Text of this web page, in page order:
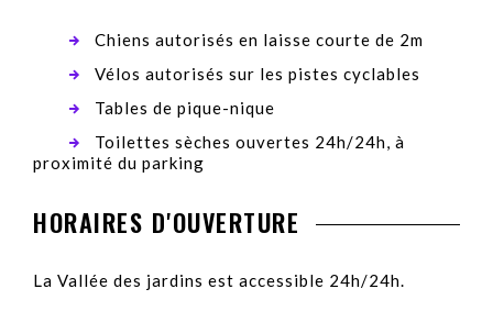
Chiens autorisés en laisse courte de 2m
Vélos autorisés sur les pistes cyclables
Tables de pique-nique
Toilettes sèches ouvertes 24h/24h, à
proximité du parking
HORAIRES D'OUVERTURE
La Vallée des jardins est accessible 24h/24h.